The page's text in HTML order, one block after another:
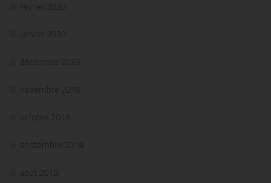
février 2020
janvier 2020
décembre 2019
novembre 2019
octobre 2019
septembre 2019
août 2019